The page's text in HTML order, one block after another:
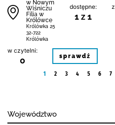
w Nowym
Wiśniczu
Filia w
Królówce
Królówka 25
32-722
Królówka
dostępne:
1 z 1
w czytelni:
0 sprawdź
1 2 3 4 5 6 7
Województwo